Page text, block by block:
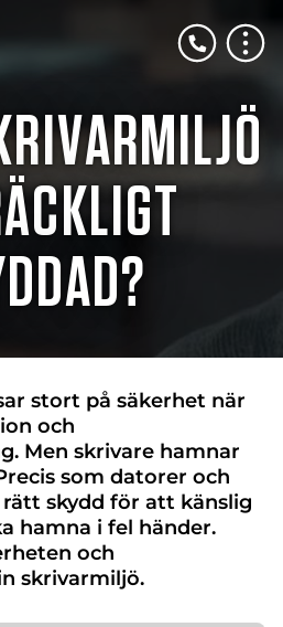
stort på säkerhet när
och
Men skrivare hamnar
som datorer och
skydd för att känslig
hamna i fel händer.
och
skrivarmiljö.